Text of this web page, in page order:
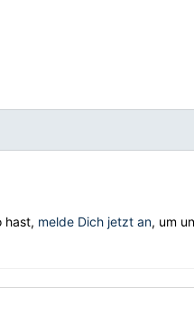
hast, melde Dich jetzt an, um